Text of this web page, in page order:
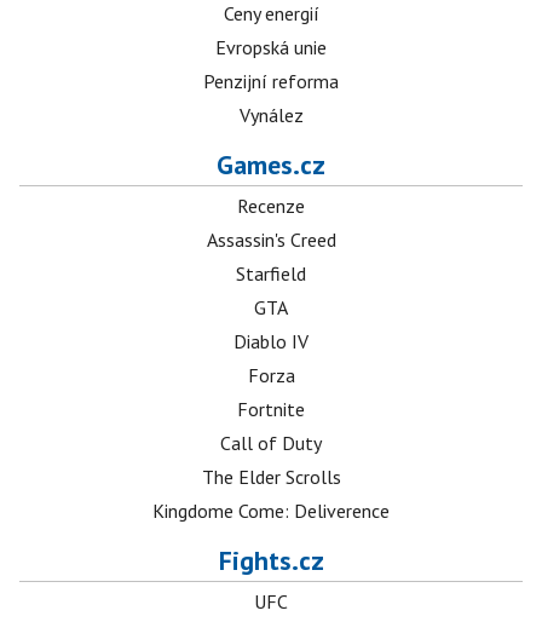
Ceny energií
Evropská unie
Penzijní reforma
Vynález
Games.cz
Recenze
Assassin's Creed
Starfield
GTA
Diablo IV
Forza
Fortnite
Call of Duty
The Elder Scrolls
Kingdome Come: Deliverence
Fights.cz
UFC